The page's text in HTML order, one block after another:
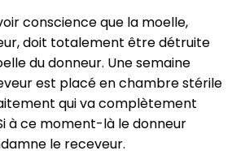
conscience que la moelle,
doit totalement être détruite
du donneur. Une semaine
est placé en chambre stérile
qui va complètement
à ce moment-là le donneur
le receveur.